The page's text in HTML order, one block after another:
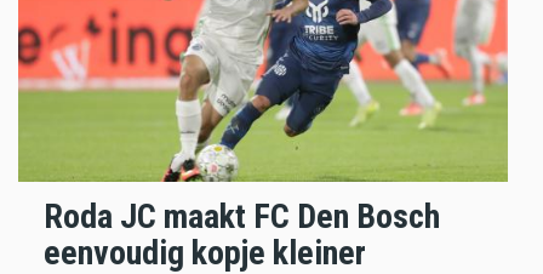
Roda JC maakt FC Den Bosch
eenvoudig kopje kleiner